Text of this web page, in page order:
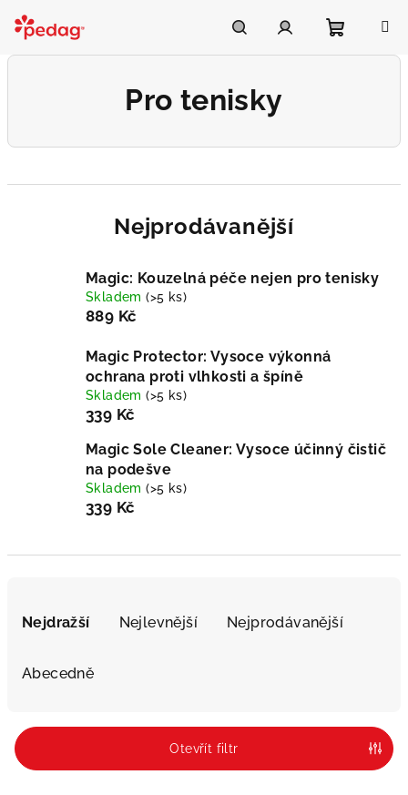
obsah
HledatPřihlášeníNákupní
Pro tenisky
Nejprodávanější
Magic: Kouzelná péče nejen pro tenisky
Skladem(>5 ks)
889 Kč
Magic Protector: Vysoce výkonná
ochrana proti vlhkosti a špíně
Skladem(>5 ks)
339 Kč
Magic Sole Cleaner: Vysoce účinný čistič
na podešve
Skladem(>5 ks)
339 Kč
p
Nejdražší Nejlevnější Nejprodávanější
Abecedně
Otevřít filtr
Asistent Pedag